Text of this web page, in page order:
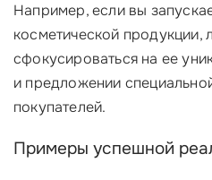
Например, если вы
косметической продукции,
сфокусироваться на ее
и предложении
покупателей.
Примеры успешной